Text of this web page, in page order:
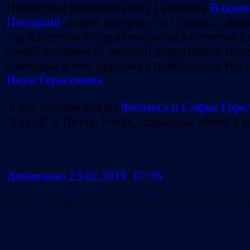
Профессор математики из Таллинна
Пясецкий, корни которого из Слуцка, с
год в переписке, резонно написал почему я
самой исторички, бывшей директорши
с которой и ему пришлось пообщаться.
Инна Герасимова.
А это снимок могил Феликса и Софьи
“Сгула” в Петах-Тикве, сделаных мною в
Добавлено 23.02.2019 07:35